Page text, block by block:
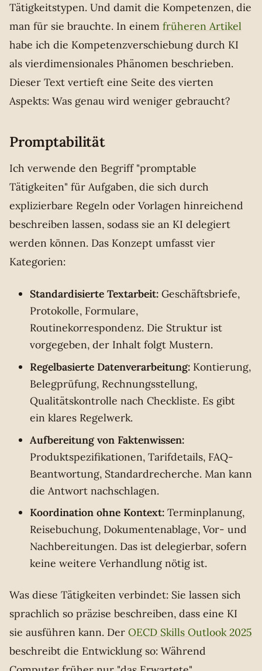
Tätigkeitstypen. Und damit die Kompetenzen, die
man für sie brauchte. In einem früheren Artikel
habe ich die Kompetenzverschiebung durch KI
als vierdimensionales Phänomen beschrieben.
Dieser Text vertieft eine Seite des vierten
Aspekts: Was genau wird weniger gebraucht?
Promptabilität
Ich verwende den Begriff "promptable
Tätigkeiten" für Aufgaben, die sich durch
explizierbare Regeln oder Vorlagen hinreichend
beschreiben lassen, sodass sie an KI delegiert
werden können. Das Konzept umfasst vier
Kategorien:
Standardisierte Textarbeit: Geschäftsbriefe,
Protokolle, Formulare,
Routinekorrespondenz. Die Struktur ist
vorgegeben, der Inhalt folgt Mustern.
Regelbasierte Datenverarbeitung: Kontierung,
Belegprüfung, Rechnungsstellung,
Qualitätskontrolle nach Checkliste. Es gibt
ein klares Regelwerk.
Aufbereitung von Faktenwissen:
Produktspezifikationen, Tarifdetails, FAQ-
Beantwortung, Standardrecherche. Man kann
die Antwort nachschlagen.
Koordination ohne Kontext: Terminplanung,
Reisebuchung, Dokumentenablage, Vor- und
Nachbereitungen. Das ist delegierbar, sofern
keine weitere Verhandlung nötig ist.
Was diese Tätigkeiten verbindet: Sie lassen sich
sprachlich so präzise beschreiben, dass eine KI
sie ausführen kann. Der OECD Skills Outlook 2025
beschreibt die Entwicklung so: Während